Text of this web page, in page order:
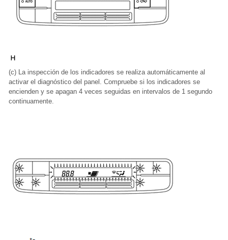
(c) La inspección de los indicadores se realiza automáticamente al
activar el diagnóstico del panel. Compruebe si los indicadores se
encienden y se apagan 4 veces seguidas en intervalos de 1 segundo
continuamente.